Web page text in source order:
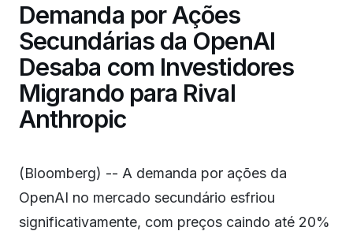
Demanda por Ações
Secundárias da OpenAI
Desaba com Investidores
Migrando para Rival
Anthropic
(Bloomberg) -- A demanda por ações da
OpenAI no mercado secundário esfriou
significativamente, com preços caindo até 20%